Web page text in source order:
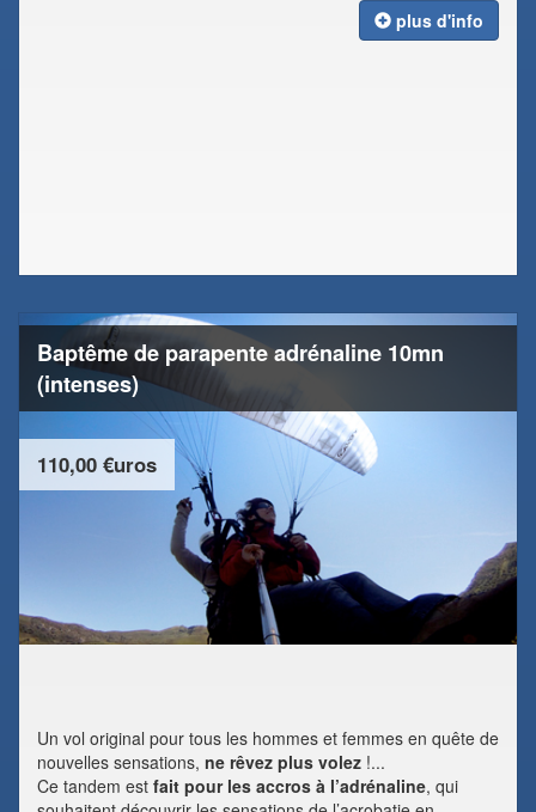
plus d'info
Baptême de parapente adrénaline 10mn
(intenses)
110,00 €uros
Un vol original pour tous les hommes et femmes en quête de
nouvelles sensations, ne rêvez plus volez !...
Ce tandem est fait pour les accros à l’adrénaline, qui